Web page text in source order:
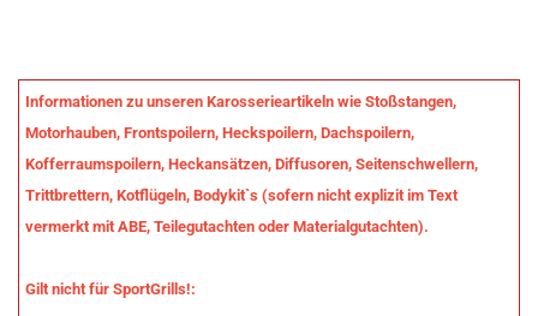
Informationen zu unseren Karosserieartikeln wie Stoßstangen,
Motorhauben, Frontspoilern, Heckspoilern, Dachspoilern,
Kofferraumspoilern, Heckansätzen, Diffusoren, Seitenschwellern,
Trittbrettern, Kotflügeln, Bodykit`s (sofern nicht explizit im Text
vermerkt mit ABE, Teilegutachten oder Materialgutachten).
Gilt nicht für SportGrills!: